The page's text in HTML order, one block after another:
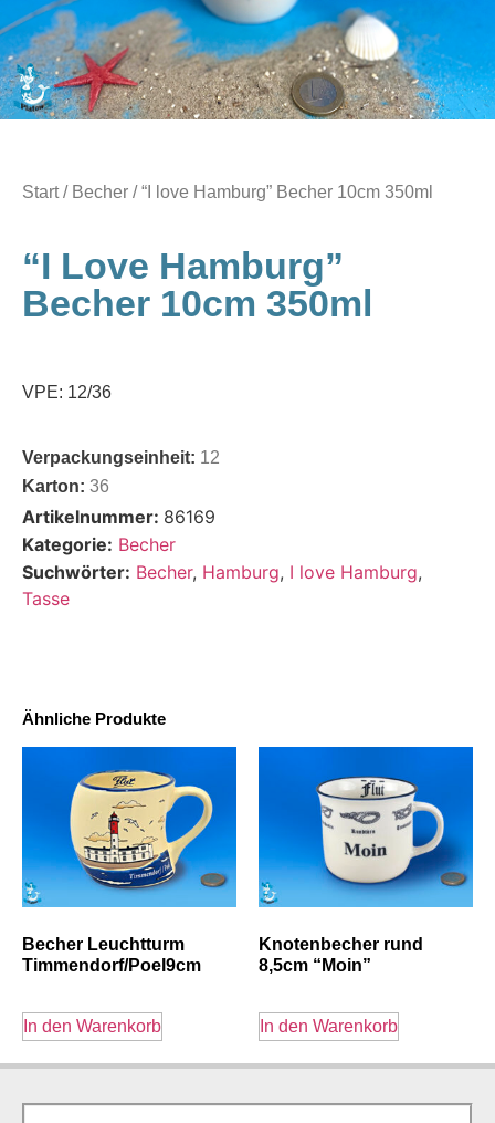
Start/ Becher / “I love Hamburg” Becher 10cm 350ml
“I Love Hamburg”
Becher 10cm 350ml
VPE: 12/36
Verpackungseinheit: 12
Karton: 36
Artikelnummer: 86169
Kategorie: Becher
Suchwörter: Becher, Hamburg, I love Hamburg,
Tasse
Ähnliche Produkte
Becher Leuchtturm
Timmendorf/Poel9cm
In den Warenkorb
Knotenbecher rund
8,5cm “Moin”
In den Warenkorb